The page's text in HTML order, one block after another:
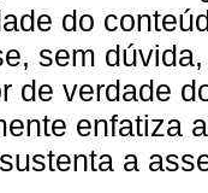
do
sem
de verdade
enfatiza
a